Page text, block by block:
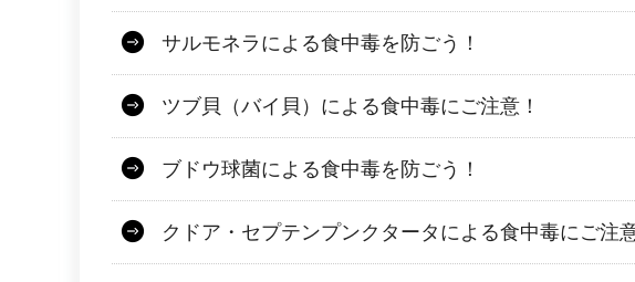
サルモネラによる食中毒を防ごう！
ツブ貝（バイ貝）による食中毒にご注意！
ブドウ球菌による食中毒を防ごう！
クドア・セプテンプンクタータによる食中毒にご注意